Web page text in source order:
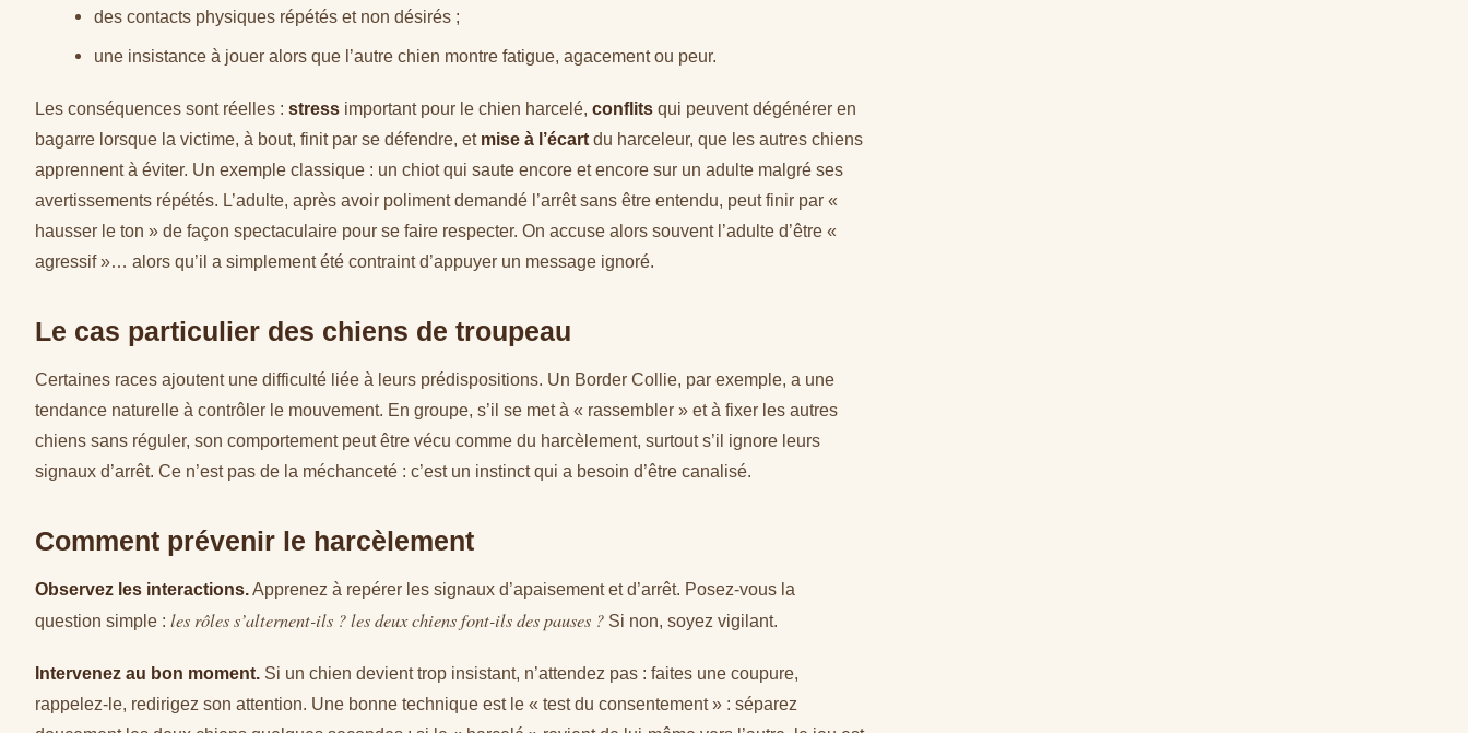
des contacts physiques répétés et non désirés ;
une insistance à jouer alors que l’autre chien montre fatigue, agacement ou peur.
Les conséquences sont réelles : stress important pour le chien harcelé, conflits qui peuvent dégénérer en
bagarre lorsque la victime, à bout, finit par se défendre, et mise à l’écart du harceleur, que les autres chiens
apprennent à éviter. Un exemple classique : un chiot qui saute encore et encore sur un adulte malgré ses
avertissements répétés. L’adulte, après avoir poliment demandé l’arrêt sans être entendu, peut finir par «
hausser le ton » de façon spectaculaire pour se faire respecter. On accuse alors souvent l’adulte d’être «
agressif »… alors qu’il a simplement été contraint d’appuyer un message ignoré.
Le cas particulier des chiens de troupeau
Certaines races ajoutent une difficulté liée à leurs prédispositions. Un Border Collie, par exemple, a une
tendance naturelle à contrôler le mouvement. En groupe, s’il se met à « rassembler » et à fixer les autres
chiens sans réguler, son comportement peut être vécu comme du harcèlement, surtout s’il ignore leurs
signaux d’arrêt. Ce n’est pas de la méchanceté : c’est un instinct qui a besoin d’être canalisé.
Comment prévenir le harcèlement
Observez les interactions.Apprenez à repérer les signaux d’apaisement et d’arrêt. Posez-vous la
question simple : les rôles s’alternent-ils ? les deux chiens font-ils des pauses ? Si non, soyez vigilant.
Intervenez au bon moment. Si un chien devient trop insistant, n’attendez pas : faites une coupure,
rappelez-le, redirigez son attention. Une bonne technique est le « test du consentement » : séparez